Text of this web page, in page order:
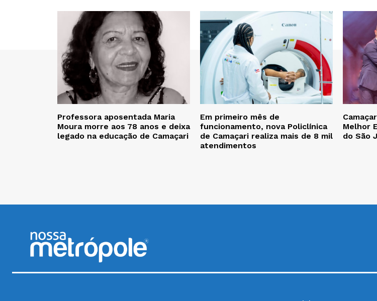
Professora aposentada Maria
Moura morre aos 78 anos e deixa
legado na educação de Camaçari
Em primeiro mês de
funcionamento, nova Policlínica
de Camaçari realiza mais de 8 mil
atendimentos
Melhor
do São